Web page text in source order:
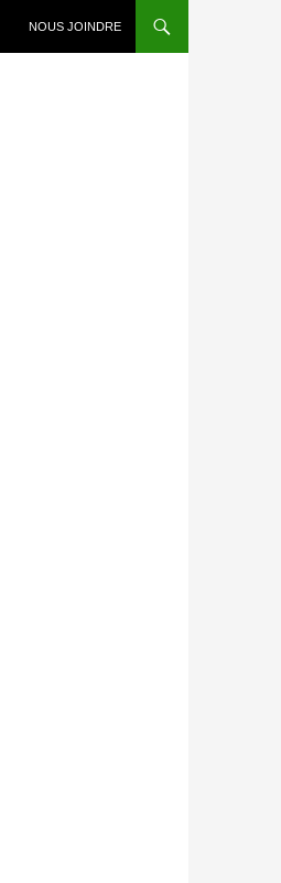
NOUS JOINDRE